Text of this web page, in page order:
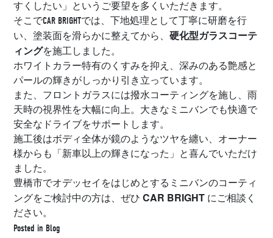
すくしたい」というご要望を多くいただきます。
そこでCAR BRIGHTでは、下地処理として丁寧に研磨を行
い、塗装面を滑らかに整えてから、硬化型ガラスコーテ
ィングを施工しました。
ホワイトカラー特有のくすみを抑え、深みのある艶感と
パールの輝きがしっかり引き立っています。
また、フロントガラスには撥水コーティングを施し、雨
天時の視界性を大幅に向上。大きなミニバンでも快適で
安全なドライブをサポートします。
施工後はボディ全体が鏡のようなツヤを纏い、オーナー
様からも「新車以上の輝きになった」と喜んでいただけ
ました。
豊橋市でオデッセイをはじめとするミニバンのコーティ
ングをご検討中の方は、ぜひCAR BRIGHT にご相談く
ださい。
Posted in Blog